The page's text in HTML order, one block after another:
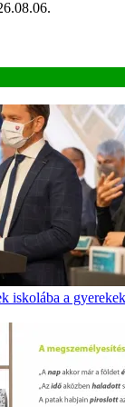
iskolába a gyerekek